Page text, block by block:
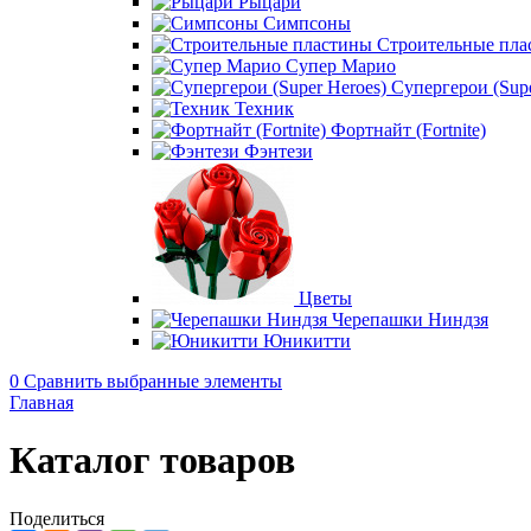
Симпсоны
Строительные
Супер Марио
Супергерои
Техник
Фортнайт (Fortnite)
Фэнтези
Цветы
Черепашки Ниндзя
Юникитти
0 Сравнить выбранные элементы
Главная
Каталог товаров
Поделиться